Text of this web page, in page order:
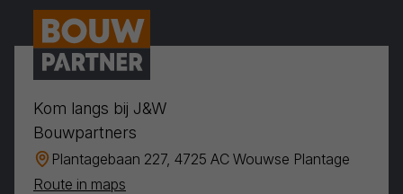
Kom langs bij J&W
Bouwpartners
Plantagebaan 227, 4725 AC Wouwse Plantage
Route in maps